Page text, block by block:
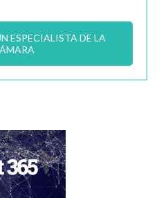
ESPECIALISTA DE LA